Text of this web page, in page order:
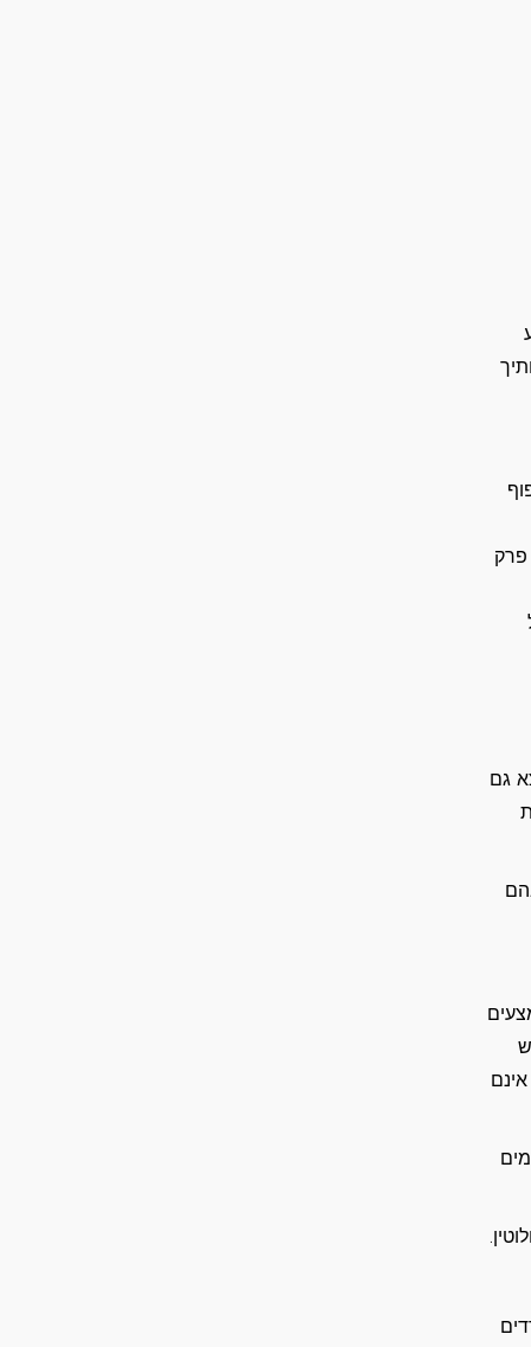
פרק
גם